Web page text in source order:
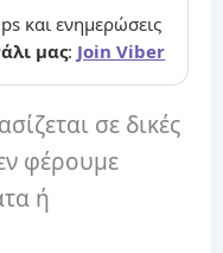
και ενημερώσεις
μας: Join Viber
σε δικές
φέρουμε
ή